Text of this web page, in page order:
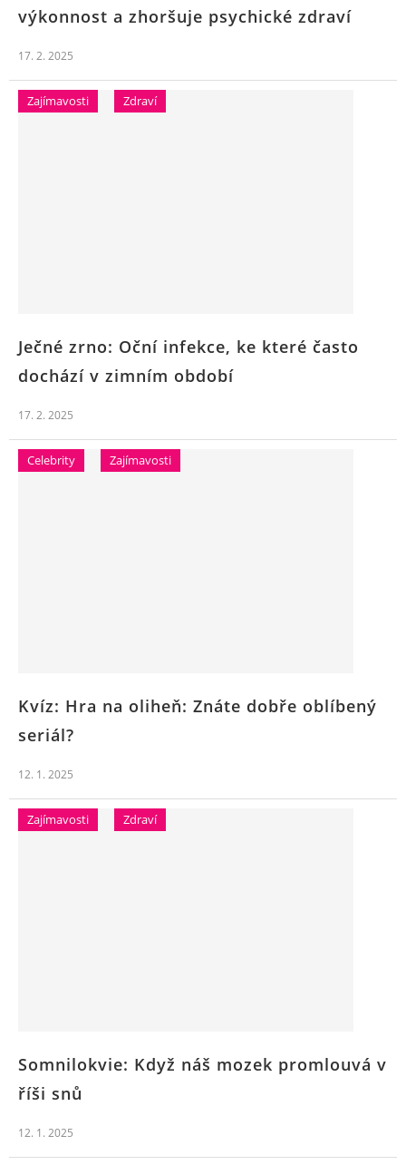
výkonnost a zhoršuje psychické zdraví
17. 2. 2025
Zajímavosti Zdraví
Ječné zrno: Oční infekce, ke které často
dochází v zimním období
17. 2. 2025
Celebrity Zajímavosti
Kvíz: Hra na oliheň: Znáte dobře oblíbený
seriál?
12. 1. 2025
Zajímavosti Zdraví
Somnilokvie: Když náš mozek promlouvá v
říši snů
12. 1. 2025